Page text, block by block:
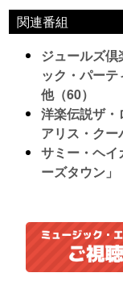
関連番組
ジュールズ
ック・パー
他（60）
洋楽伝説ザ・
アリス・クー
サミー・ヘ
ーズタウン」